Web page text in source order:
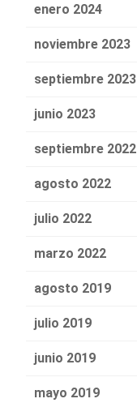
enero 2024
noviembre 2023
septiembre 2023
junio 2023
septiembre 2022
agosto 2022
julio 2022
marzo 2022
agosto 2019
julio 2019
junio 2019
mayo 2019